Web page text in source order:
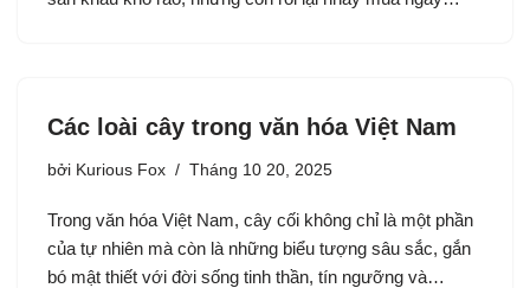
Các loài cây trong văn hóa Việt Nam
bởi Kurious Fox Tháng 10 20, 2025
Trong văn hóa Việt Nam, cây cối không chỉ là một phần
của tự nhiên mà còn là những biểu tượng sâu sắc, gắn
bó mật thiết với đời sống tinh thần, tín ngưỡng và…